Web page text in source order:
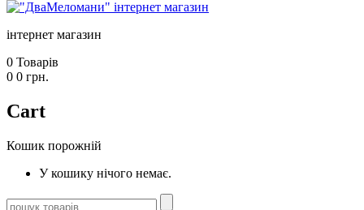
інтернет магазин
0 Товарів
0 0 грн.
Cart
Кошик порожній
У кошику нічого немає.